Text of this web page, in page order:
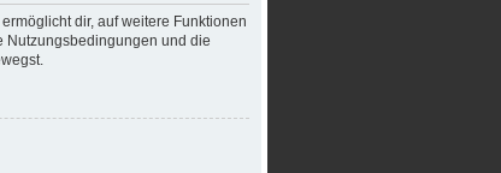
dir, auf weitere Funktionen
Nutzungsbedingungen und die